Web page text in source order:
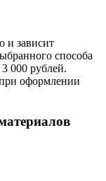
и зависит
способа
000 рублей.
оформлении